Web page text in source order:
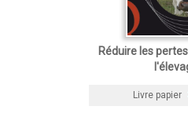
Réduire les
Livre papier